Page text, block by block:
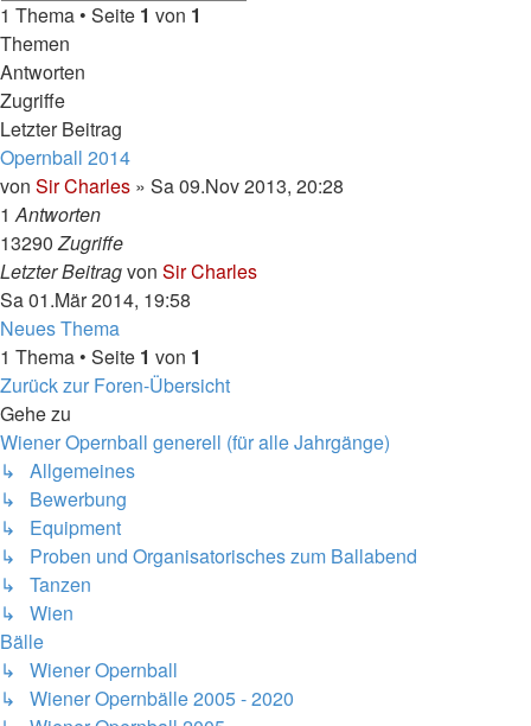
1 Thema • Seite 1 von 1
Themen
Antworten
Zugriffe
Letzter Beitrag
Opernball 2014
von Sir Charles » Sa 09.Nov 2013, 20:28
1Antworten
13290Zugriffe
Letzter Beitragvon Sir Charles
Sa 01.Mär 2014, 19:58
Neues Thema
1 Thema • Seite 1 von 1
Zurück zur Foren-Übersicht
Gehe zu
Wiener Opernball generell (für alle Jahrgänge)
↳ Allgemeines
↳ Bewerbung
↳ Equipment
↳ Proben und Organisatorisches zum Ballabend
↳ Tanzen
↳ Wien
Bälle
↳ Wiener Opernball
↳ Wiener Opernbälle 2005 - 2020